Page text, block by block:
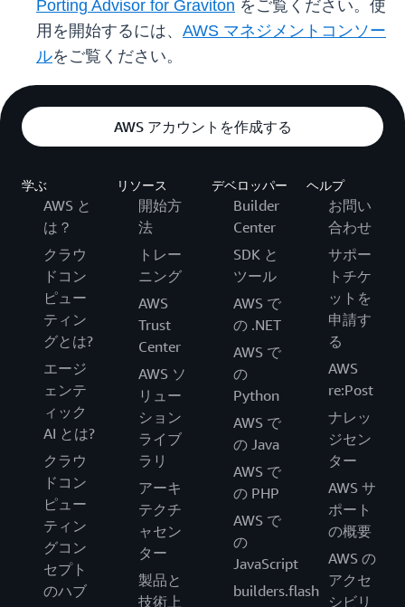
Porting Advisor for Graviton をご覧ください。使
用を開始するには、 AWS マネジメントコンソー
ルをご覧ください。
AWS アカウントを作成する
学ぶ
AWS と
は？
クラウ
ドコン
ピュー
ティン
グとは?
エージ
ェンテ
ィック
AI とは?
クラウ
ドコン
ピュー
ティン
グコン
セプト
のハブ
リソース
開始方
法
トレー
ニング
AWS
Trust
Center
AWS ソ
リュー
ション
ライブ
ラリ
アーキ
テクチ
ャセン
ター
製品と
技術上
デベロッパー
Builder
Center
SDK と
ツール
AWS で
の .NET
AWS で
の
Python
AWS で
の Java
AWS で
の PHP
AWS で
の
JavaScript
builders.flash
ヘルプ
お問い
合わせ
サポー
トチケ
ットを
申請す
る
AWS
re:Post
ナレッ
ジセン
ター
AWS サ
ポート
の概要
AWS の
アクセ
シビリ